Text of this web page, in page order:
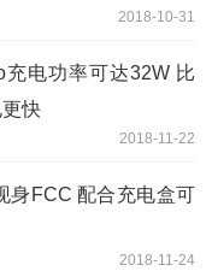
2018-10-31
电功率可达32W 比
快
2018-11-22
身FCC 配合充电盒可
2018-11-24